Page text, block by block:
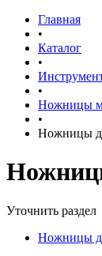
Главная
•
Каталог
•
•
Ножницы
•
Ножницы
Уточнить раздел
Ножницы